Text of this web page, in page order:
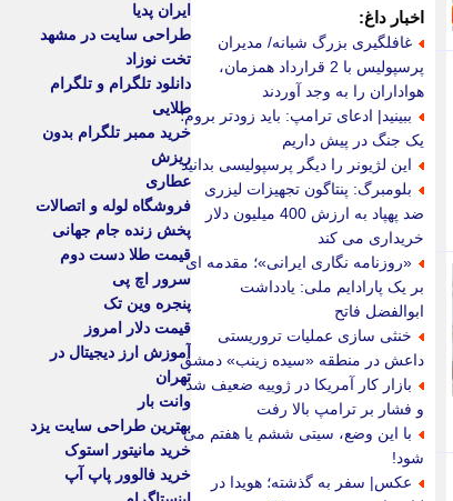
اخبار داغ:
غافلگیری بزرگ شبانه/ مدیران
پرسپولیس با 2 قرارداد همزمان،
هواداران را به وجد آوردند
ببینید| ادعای ترامپ: باید زودتر بروم؛
یک جنگ در پیش داریم
این لژیونر را دیگر پرسپولیسی بدانید
بلومبرگ: پنتاگون تجهیزات لیزری
ضد پهپاد به ارزش 400 میلیون دلار
خریداری می کند
«روزنامه نگاری ایرانی»؛ مقدمه ای
بر یک پارادایم ملی: یادداشت
ابوالفضل فاتح
خنثی سازی عملیات تروریستی
داعش در منطقه «سیده زینب» دمشق
بازار کار آمریکا در ژوییه ضعیف شد
و فشار بر ترامپ بالا رفت
با این وضع، سیتی ششم یا هفتم می
شود!
عکس| سفر به گذشته؛ هویدا در
ایران پدیا
طراحی سایت در مشهد
تخت نوزاد
دانلود تلگرام و تلگرام
طلایی
خرید ممبر تلگرام بدون
ریزش
عطاری
فروشگاه لوله و اتصالات
پخش زنده جام جهانی
قیمت طلا دست دوم
سرور اچ پی
پنجره وین تک
قیمت دلار امروز
آموزش ارز دیجیتال در
تهران
وانت بار
بهترین طراحی سایت یزد
خرید مانیتور استوک
خرید فالوور پاپ آپ